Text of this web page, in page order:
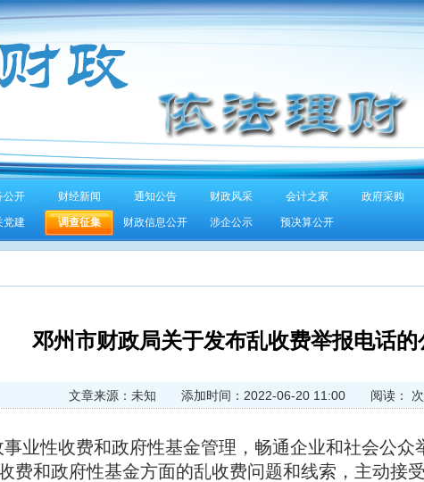
公开 财经新闻 通知公告 财政风采 会计之家 政府采购
党建 调查征集 财政信息公开 涉企公示 预决算公开
邓州市财政局关于发布乱收费举报电话的
文章来源：未知 添加时间：2022-06-20 11:00 阅读： 次
业性收费和政府性基金管理，畅通企业和社会公众
费和政府性基金方面的乱收费问题和线索，主动接